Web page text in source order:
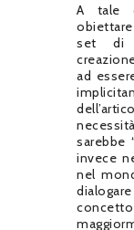
A tale
set di
ad
sarebbe
invece
nel